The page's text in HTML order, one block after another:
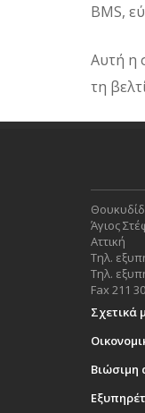
BMS,
Αυτή η
τη
Άγιος
Αττική
Τηλ.
Τηλ.
Fax 211
Σχετικά
Βιώσιμη